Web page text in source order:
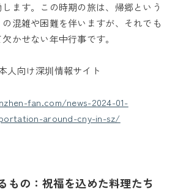
ます。この時期の旅は、帰郷という
混雑や困難を伴いますが、それでも
かせない年中行事です。
人向け深圳情報サイト
fan.com/news-2024-01-
around-cny-in-sz/
もの：祝福を込めた料理たち